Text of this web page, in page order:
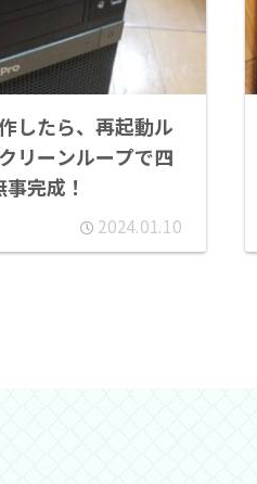
したら、再起動ル
リーンループで四
完成！
2024.01.10